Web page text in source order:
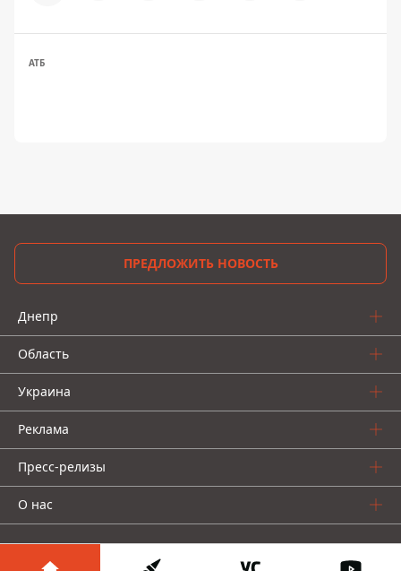
АТБ
ПРЕДЛОЖИТЬ НОВОСТЬ
Днепр
Область
Украина
Реклама
Пресс-релизы
О нас